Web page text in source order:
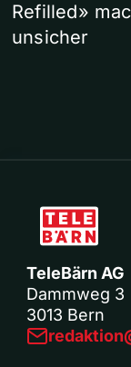
Refilled»
unsicher
TeleBärn AG
Dammweg 3
3013 Bern